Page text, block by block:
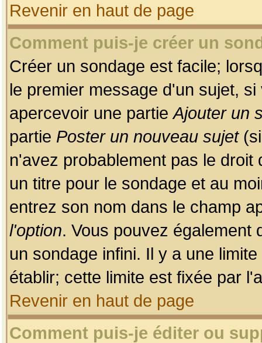
Revenir en haut de page
Comment puis-je créer un
Créer un sondage est facile;
le premier message d'un sujet,
apercevoir une partieAjouter un
partie Poster un nouveau sujet(si
n'avez probablement pas le
un titre pour le sondage et au
entrez son nom dans le champ
l'option. Vous pouvez également
un sondage infini. Il y a une
établir; cette limite est fixée par
Revenir en haut de page
Comment puis-je éditer ou